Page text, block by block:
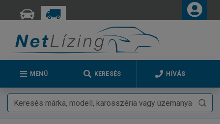
MENÜ KERESÉS HÍVÁS